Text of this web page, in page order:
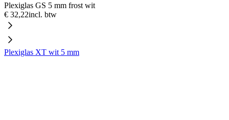
Plexiglas GS 5 mm frost wit
€ 32,22incl. btw
Plexiglas XT wit 5 mm